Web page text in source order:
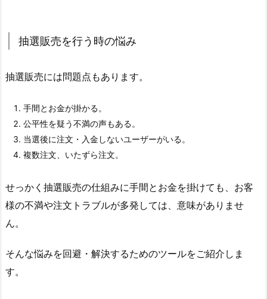
抽選販売を行う時の悩み
抽選販売には問題点もあります。
手間とお金が掛かる。
公平性を疑う不満の声もある。
当選後に注文・入金しないユーザーがいる。
複数注文、いたずら注文。
せっかく抽選販売の仕組みに手間とお金を掛けても、お客
様の不満や注文トラブルが多発しては、意味がありませ
ん。
そんな悩みを回避・解決するためのツールをご紹介しま
す。